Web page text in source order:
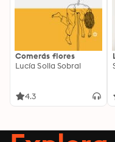
Comerás flores
Lucía Solla Sobral
4.3